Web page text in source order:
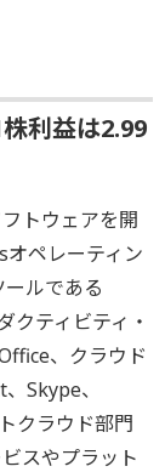
利益は2.99
トウェアを開
ペレーティン
ルである
クティビティ・
、クラウド
Skype、
クラウド部門
スやプラット